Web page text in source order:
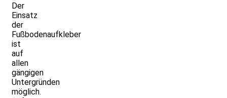
Der
Einsatz
der
Fußbodenaufkleber
ist
auf
allen
gängigen
Untergründen
möglich.